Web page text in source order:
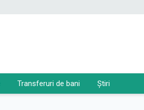
Transferuri de bani Știri